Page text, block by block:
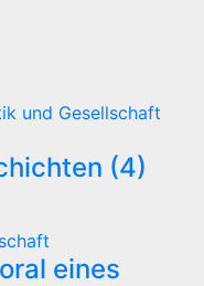
und Gesellschaft
(4)
eines